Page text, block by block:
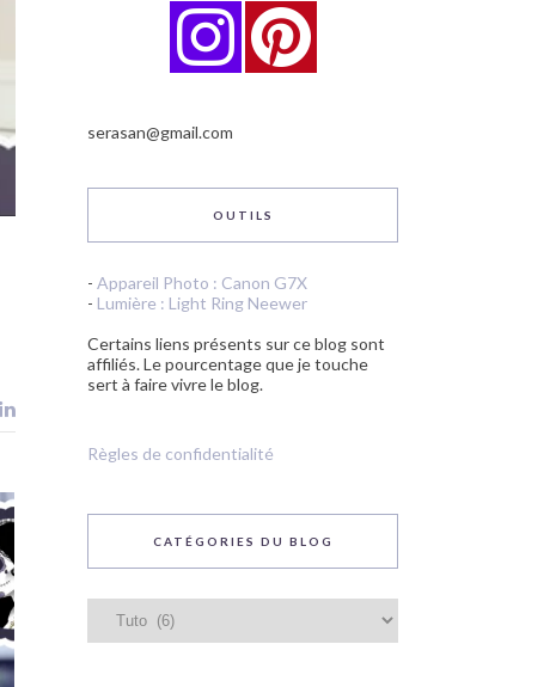
serasan@gmail.com
OUTILS
- Appareil Photo : Canon G7X
- Lumière : Light Ring Neewer
Certains liens présents sur ce blog sont
affiliés. Le pourcentage que je touche
sert à faire vivre le blog.
Règles de confidentialité
CATÉGORIES DU BLOG
blog